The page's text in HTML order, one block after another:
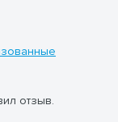
отзыв.